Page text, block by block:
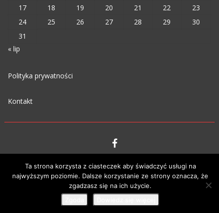
17
18 19 20 21 22
23
24
25 26 27 28 29
30
31
« lip
Polityka prywatności
Kontakt
VIPM © 2023
Ta strona korzysta z ciasteczek aby świadczyć usługi na
najwyższym poziomie. Dalsze korzystanie ze strony oznacza, że
zgadzasz się na ich użycie.